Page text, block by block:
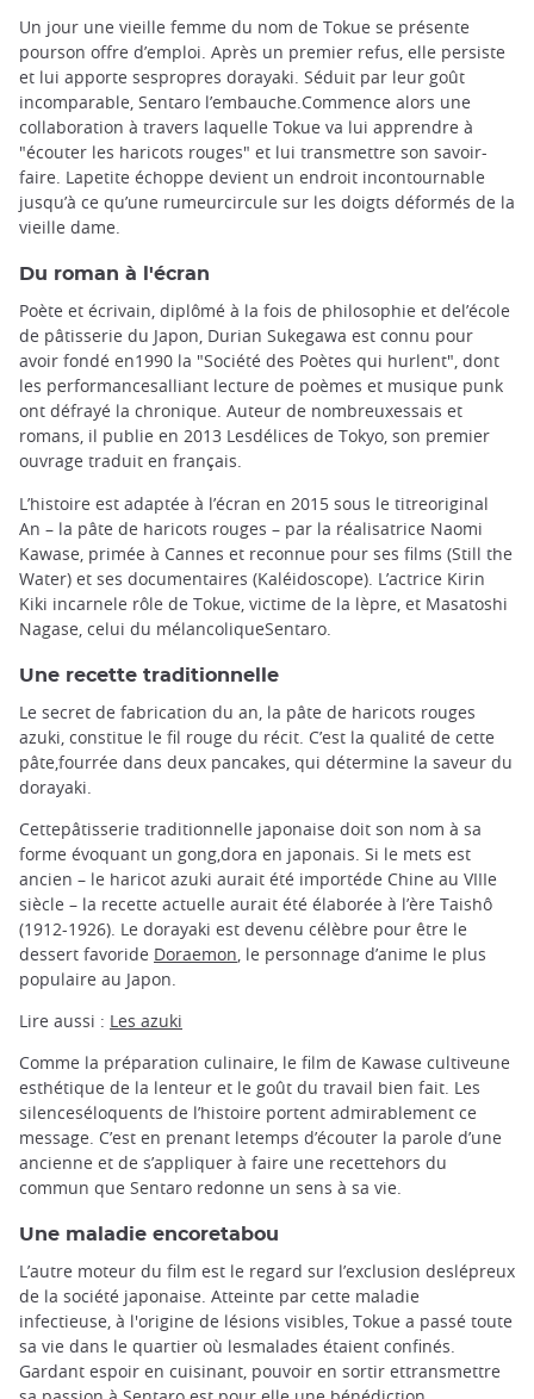
Un jour une vieille femme du nom de Tokue se présente
pourson offre d’emploi. Après un premier refus, elle persiste
et lui apporte sespropres dorayaki. Séduit par leur goût
incomparable, Sentaro l’embauche.Commence alors une
collaboration à travers laquelle Tokue va lui apprendre à
"écouter les haricots rouges" et lui transmettre son savoir-
faire. Lapetite échoppe devient un endroit incontournable
jusqu’à ce qu’une rumeurcircule sur les doigts déformés de la
vieille dame.
Du roman à l'écran
Poète et écrivain, diplômé à la fois de philosophie et del’école
de pâtisserie du Japon, Durian Sukegawa est connu pour
avoir fondé en1990 la "Société des Poètes qui hurlent", dont
les performancesalliant lecture de poèmes et musique punk
ont défrayé la chronique. Auteur de nombreuxessais et
romans, il publie en 2013 Lesdélices de Tokyo, son premier
ouvrage traduit en français.
L’histoire est adaptée à l’écran en 2015 sous le titreoriginal
An – la pâte de haricots rouges – par la réalisatrice Naomi
Kawase, primée à Cannes et reconnue pour ses films (Still the
Water) et ses documentaires (Kaléidoscope). L’actrice Kirin
Kiki incarnele rôle de Tokue, victime de la lèpre, et Masatoshi
Nagase, celui du mélancoliqueSentaro.
Une recette traditionnelle
Le secret de fabrication du an, la pâte de haricots rouges
azuki, constitue le fil rouge du récit. C’est la qualité de cette
pâte,fourrée dans deux pancakes, qui détermine la saveur du
dorayaki.
Cettepâtisserie traditionnelle japonaise doit son nom à sa
forme évoquant un gong,dora en japonais. Si le mets est
ancien – le haricot azuki aurait été importéde Chine au VIIIe
siècle – la recette actuelle aurait été élaborée à l’ère Taishô
(1912-1926). Le dorayaki est devenu célèbre pour être le
dessert favoride Doraemon , le personnage d’anime le plus
populaire au Japon.
Lire aussi : Les azuki
Comme la préparation culinaire, le film de Kawase cultiveune
esthétique de la lenteur et le goût du travail bien fait. Les
silenceséloquents de l’histoire portent admirablement ce
message. C’est en prenant letemps d’écouter la parole d’une
ancienne et de s’appliquer à faire une recettehors du
commun que Sentaro redonne un sens à sa vie.
Une maladie encoretabou
L’autre moteur du film est le regard sur l’exclusion deslépreux
de la société japonaise. Atteinte par cette maladie
infectieuse, à l'origine de lésions visibles, Tokue a passé toute
sa vie dans le quartier où lesmalades étaient confinés.
Gardant espoir en cuisinant, pouvoir en sortir ettransmettre